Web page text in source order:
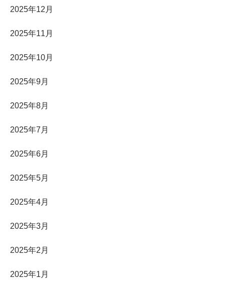
2025年12月
2025年11月
2025年10月
2025年9月
2025年8月
2025年7月
2025年6月
2025年5月
2025年4月
2025年3月
2025年2月
2025年1月